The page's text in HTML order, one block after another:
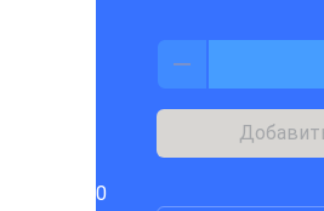
0